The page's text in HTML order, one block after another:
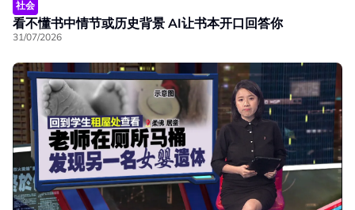
社会
看不懂书中情节或历史背景 AI让书本开口回答你
31/07/2026